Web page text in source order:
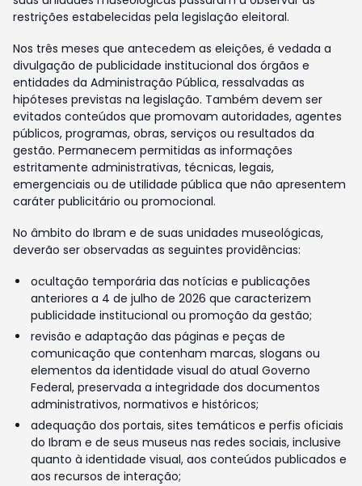
restrições estabelecidas pela legislação eleitoral.
Nos três meses que antecedem as eleições, é vedada a
divulgação de publicidade institucional dos órgãos e
entidades da Administração Pública, ressalvadas as
hipóteses previstas na legislação. Também devem ser
evitados conteúdos que promovam autoridades, agentes
públicos, programas, obras, serviços ou resultados da
gestão. Permanecem permitidas as informações
estritamente administrativas, técnicas, legais,
emergenciais ou de utilidade pública que não apresentem
caráter publicitário ou promocional.
No âmbito do Ibram e de suas unidades museológicas,
deverão ser observadas as seguintes providências:
ocultação temporária das notícias e publicações
anteriores a 4 de julho de 2026 que caracterizem
publicidade institucional ou promoção da gestão;
revisão e adaptação das páginas e peças de
comunicação que contenham marcas, slogans ou
elementos da identidade visual do atual Governo
Federal, preservada a integridade dos documentos
administrativos, normativos e históricos;
adequação dos portais, sites temáticos e perfis oficiais
do Ibram e de seus museus nas redes sociais, inclusive
quanto à identidade visual, aos conteúdos publicados e
aos recursos de interação;